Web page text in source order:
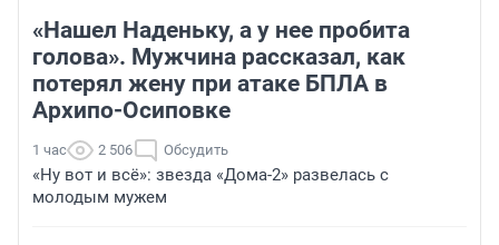
«Нашел Наденьку, а у нее пробита
голова». Мужчина рассказал, как
потерял жену при атаке БПЛА в
Архипо-Осиповке
1 час 2 506 Обсудить
«Ну вот и всё»: звезда «Дома-2» развелась с
молодым мужем